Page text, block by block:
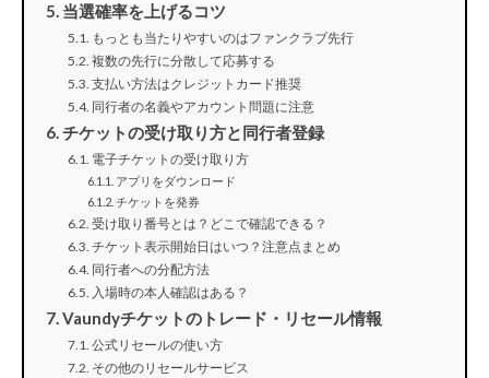
当選確率を上げるコツ
もっとも当たりやすいのはファンクラブ先行
複数の先行に分散して応募する
支払い方法はクレジットカード推奨
同行者の名義やアカウント問題に注意
チケットの受け取り方と同行者登録
電子チケットの受け取り方
アプリをダウンロード
チケットを発券
受け取り番号とは？どこで確認できる？
チケット表示開始日はいつ？注意点まとめ
同行者への分配方法
入場時の本人確認はある？
Vaundyチケットのトレード・リセール情報
公式リセールの使い方
その他のリセールサービス